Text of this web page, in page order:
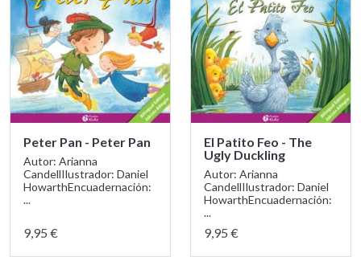
Peter Pan - Peter Pan
Autor: Arianna
CandellIlustrador: Daniel
HowarthEncuadernación:
...
9,95 €
El Patito Feo - The
Ugly Duckling
Autor: Arianna
CandellIlustrador: Daniel
HowarthEncuadernación:
...
9,95 €